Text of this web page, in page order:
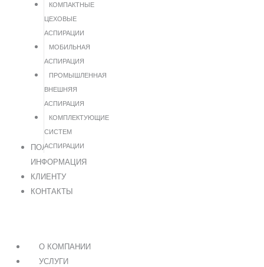
КОМПАКТНЫЕ
ЦЕХОВЫЕ
АСПИРАЦИИ
МОБИЛЬНАЯ
АСПИРАЦИЯ
ПРОМЫШЛЕННАЯ
ВНЕШНЯЯ
АСПИРАЦИЯ
КОМПЛЕКТУЮЩИЕ
СИСТЕМ
АСПИРАЦИИ
ПОЛЕЗНАЯ
ИНФОРМАЦИЯ
КЛИЕНТУ
КОНТАКТЫ
О КОМПАНИИ
УСЛУГИ